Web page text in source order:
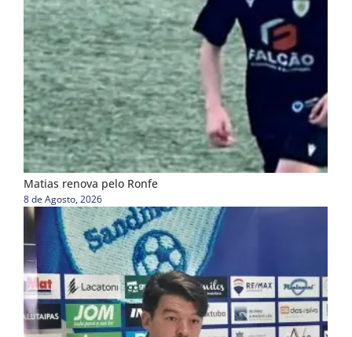
Matias renova pelo Ronfe
8 de Agosto, 2026